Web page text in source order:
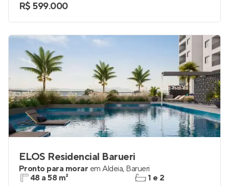
R$ 599.000
ELOS Residencial Barueri
Pronto para morar em Aldeia, Barueri
48 a 58 m²
1 e 2